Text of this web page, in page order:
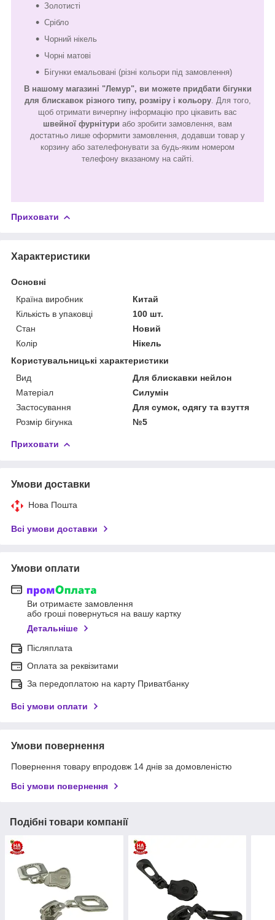
Золотисті
Срібло
Чорний нікель
Чорні матові
Бігунки емальовані (різні кольори під замовлення)
В нашому магазині "Лемур", ви можете придбати бігунки
для блискавок різного типу, розміру і кольору. Для того,
щоб отримати вичерпну інформацію про цікавить вас
швейної фурнітури або зробити замовлення, вам
достатньо лише оформити замовлення, додавши товар у
корзину або зателефонувати за будь-яким номером
телефону вказаному на сайті.
Приховати
Характеристики
Основні
Країна виробник
Китай
Кількість в упаковці
100 шт.
Стан
Новий
Колір
Нікель
Користувальницькі характеристики
Вид
Для блискавки нейлон
Матеріал
Силумін
Застосування
Для сумок, одягу та взуття
Розмір бігунка
№5
Приховати
Умови доставки
Нова Пошта
Всі умови доставки
Умови оплати
Ви отримаєте замовлення
або гроші повернуться на вашу картку
Детальніше
Післяплата
Оплата за реквізитами
За передоплатою на карту Приватбанку
Всі умови оплати
Умови повернення
Повернення товару впродовж 14 днів за домовленістю
Всі умови повернення
Подібні товари компанії